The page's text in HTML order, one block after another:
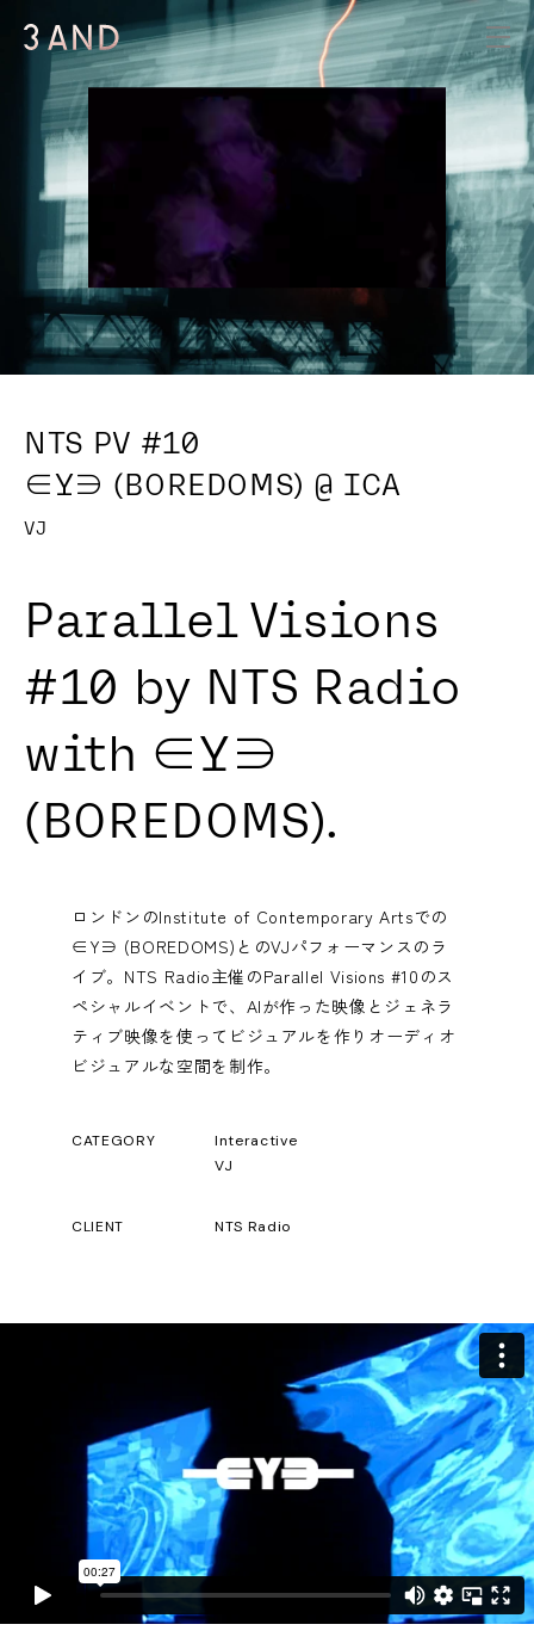
NTS PV #10
∈Y∋ (BOREDOMS) @ ICA
VJ
Parallel Visions
#10 by NTS Radio
with ∈Y∋
(BOREDOMS).
CATEGORY
Interactive
VJ
CLIENT NTS Radio
ロンドンのInstitute of Contemporary Artsでの
∈Y∋ (BOREDOMS)とのVJパフォーマンスのラ
イブ。NTS Radio主催のParallel Visions #10のス
ペシャルイベントで、AIが作った映像とジェネラ
ティブ映像を使ってビジュアルを作りオーディオ
ビジュアルな空間を制作。